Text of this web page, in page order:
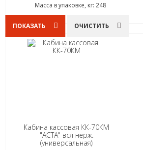
Масса в упаковке, кг: 248
ПОКАЗАТЬ ОЧИСТИТЬ
Кабина кассовая КК-70КМ
"АСТА" вся нерж.
(универсальная)